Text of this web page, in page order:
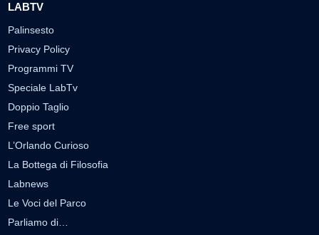
LABTV
Palinsesto
Privacy Policy
Programmi TV
Speciale LabTv
Doppio Taglio
Free sport
L’Orlando Curioso
La Bottega di Filosofia
Labnews
Le Voci del Parco
Parliamo di…